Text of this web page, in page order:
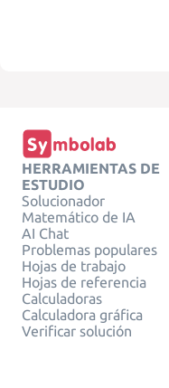
HERRAMIENTAS DE
ESTUDIO
Solucionador
Matemático de IA
AI Chat
Problemas populares
Hojas de trabajo
Hojas de referencia
Calculadoras
Calculadora gráfica
Verificar solución